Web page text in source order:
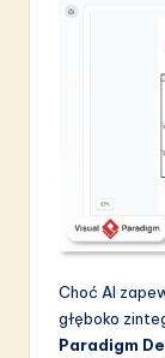
Choć AI
głęboko
Paradigm